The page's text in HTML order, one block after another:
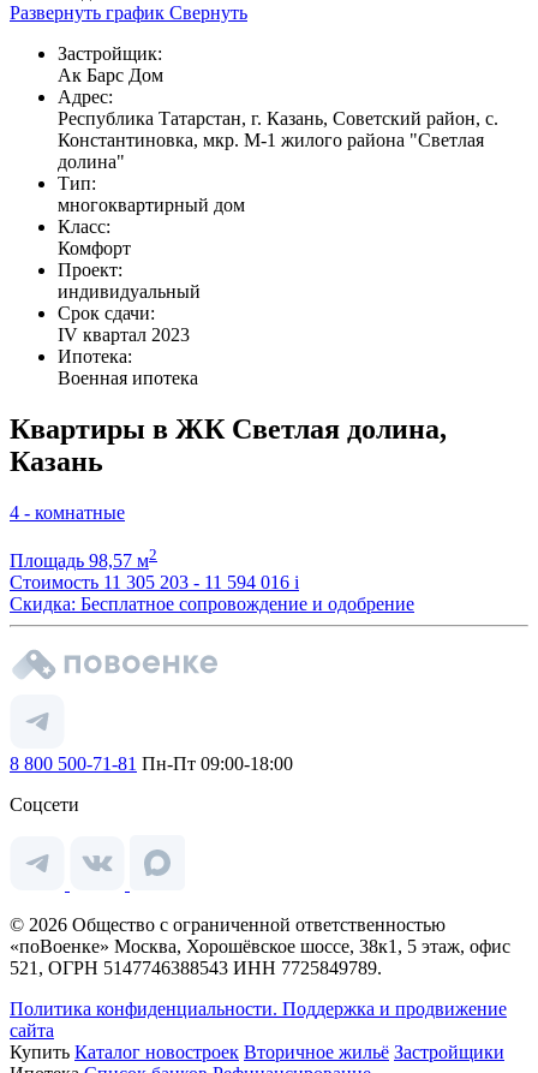
Развернуть график Свернуть
Застройщик:
Ак Барс Дом
Адрес:
Республика Татарстан, г. Казань, Советский район, с.
Константиновка, мкр. М-1 жилого района "Светлая
долина"
Тип:
многоквартирный дом
Класс:
Комфорт
Проект:
индивидуальный
Срок сдачи:
IV квартал 2023
Ипотека:
Военная ипотека
Квартиры в ЖК Светлая долина,
Казань
4 - комнатные
Площадь 98,57 м2
Стоимость 11 305 203 - 11 594 016 i
Скидка: Бесплатное сопровождение и одобрение
8 800 500-71-81 Пн-Пт 09:00-18:00
Соцсети
© 2026 Общество с ограниченной ответственностью
«поВоенке» Москва, Хорошёвское шоссе, 38к1, 5 этаж, офис
521, ОГРН 5147746388543 ИНН 7725849789.
Политика конфиденциальности. Поддержка и продвижение
сайта
Купить Каталог новостроек Вторичное жильё Застройщики